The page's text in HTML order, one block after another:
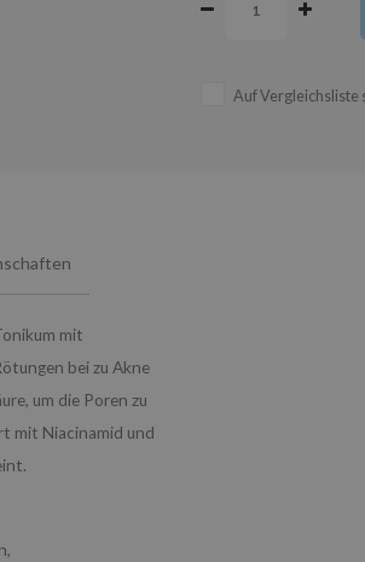
Auf Vergleichsliste
mit
bei zu Akne
um die Poren zu
mit Niacinamid und